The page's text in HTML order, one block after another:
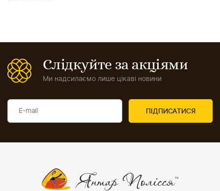
Слідкуйте за акціями
Ми надсилаємо лише цікаві новини